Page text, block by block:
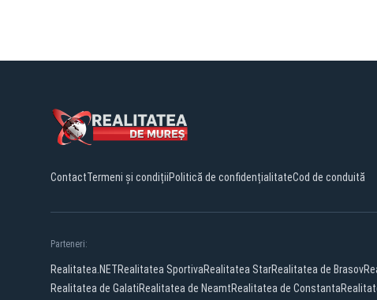
ContactTermeni și condițiiPolitică de confidențialitateCod de conduită
Parteneri:
Realitatea.NETRealitatea SportivaRealitatea StarRealitatea de Brasov
Realitatea de GalatiRealitatea de NeamtRealitatea de Constanta